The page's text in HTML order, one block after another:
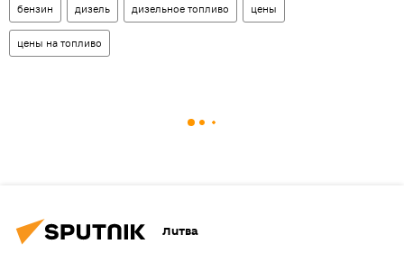
бензин дизель дизельное топливо цены
цены на топливо
Литва